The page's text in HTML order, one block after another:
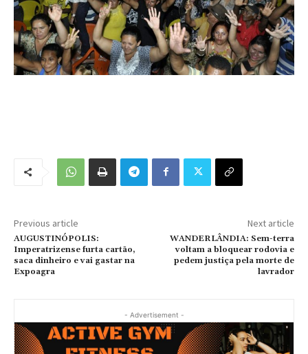
Previous article
AUGUSTINÓPOLIS:
Imperatrizense furta cartão,
saca dinheiro e vai gastar na
Expoagra
Next article
WANDERLÂNDIA: Sem-terra
voltam a bloquear rodovia e
pedem justiça pela morte de
lavrador
- Advertisement -